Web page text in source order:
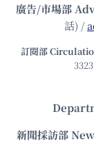
廣告/市場部
話) /
訂閱部
新聞採訪部